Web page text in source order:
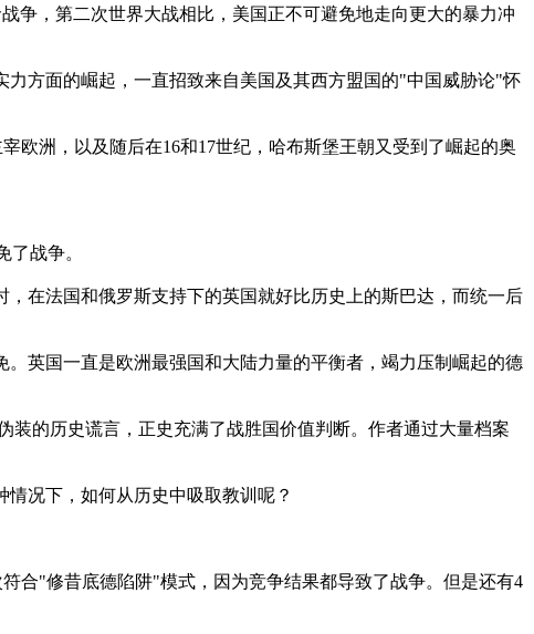
争，第二次世界大战相比，美国正不可避免地走向更大的暴力冲
方面的崛起，一直招致来自美国及其西方盟国的"中国威胁论"怀
欧洲，以及随后在16和17世纪，哈布斯堡王朝又受到了崛起的奥
战争。
在法国和俄罗斯支持下的英国就好比历史上的斯巴达，而统一后
英国一直是欧洲最强国和大陆力量的平衡者，竭力压制崛起的德
装的历史谎言，正史充满了战胜国价值判断。作者通过大量档案
况下，如何从历史中吸取教训呢？
合"修昔底德陷阱"模式，因为竞争结果都导致了战争。但是还有4